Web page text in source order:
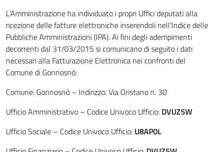
L’Amministrazione ha individuato i propri Uffici deputati alla
ricezione delle fatture elettroniche inserendoli nell’Indice delle
Pubbliche Amministrazioni (IPA). Ai fini degli adempimenti
decorrenti dal 31/03/2015 si comunicano di seguito i dati
necessari alla Fatturazione Elettronica nei confronti del
Comune di Gonnosnò:
Comune: Gonnosnò – Indirizzo: Via Oristano n. 30
Ufficio Amministrativo – Codice Univoco Ufficio: DVUZ5W
Ufficio Sociale – Codice Univoco Ufficio: U8AP0L